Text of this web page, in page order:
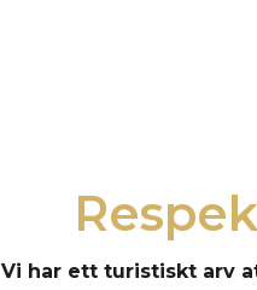
Vi har ett turistiskt arv